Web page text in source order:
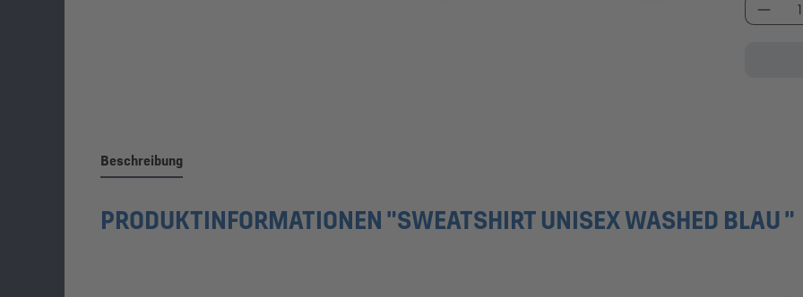
Beschreibung
PRODUKTINFORMATIONEN "SWEATSHIRT UNISEX WASHED BLAU "